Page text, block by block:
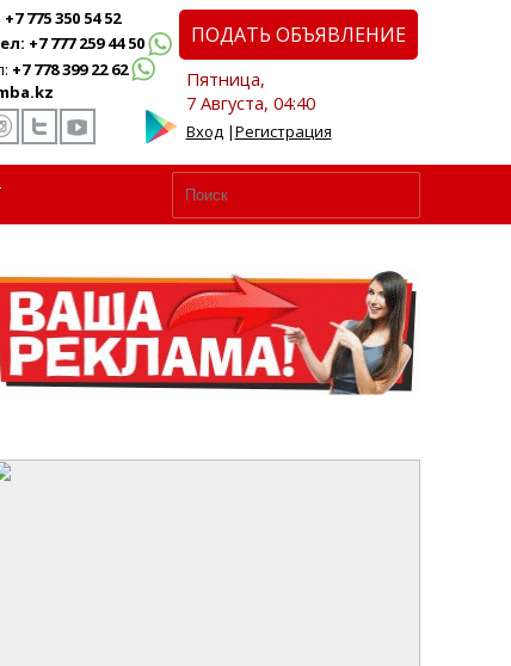
+7 775 350 54 52
+7 777 259 44 50
+7 778 399 22 62
ПОДАТЬ ОБЪЯВЛЕНИЕ
Пятница,
7 Августа, 04:40
Вход|Регистрация